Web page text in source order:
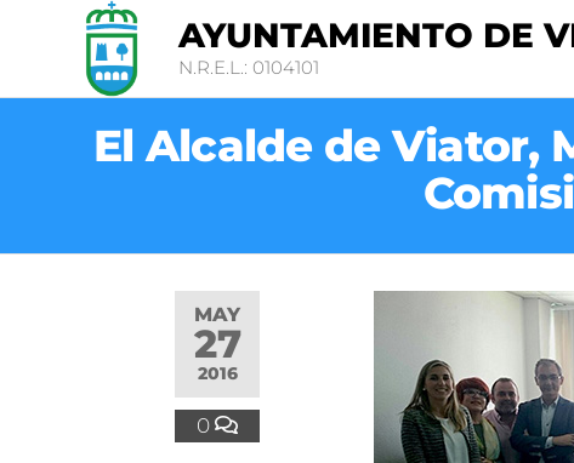
AYUNTAMIENTO DE
N.R.E.L.: 0104101
El Alcalde de Viator,
MAY
27
2016
0